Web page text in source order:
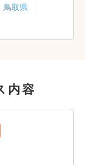
鳥取県
内容